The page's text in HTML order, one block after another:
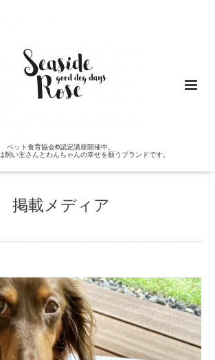
ペット食育協会®︎認定講座開催中。
飼い主さんとわんちゃんの幸せを願うブランドです。
掲載メディア